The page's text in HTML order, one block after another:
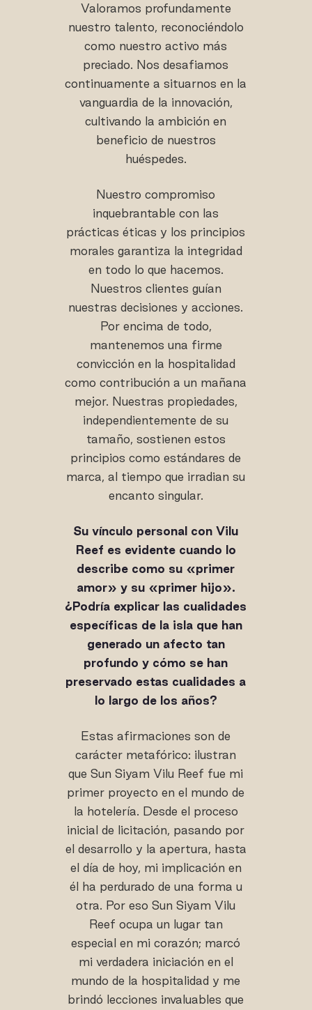
Valoramos profundamente
nuestro talento, reconociéndolo
como nuestro activo más
preciado. Nos desafiamos
continuamente a situarnos en la
vanguardia de la innovación,
cultivando la ambición en
beneficio de nuestros
huéspedes.
Nuestro compromiso
inquebrantable con las
prácticas éticas y los principios
morales garantiza la integridad
en todo lo que hacemos.
Nuestros clientes guían
nuestras decisiones y acciones.
Por encima de todo,
mantenemos una firme
convicción en la hospitalidad
como contribución a un mañana
mejor. Nuestras propiedades,
independientemente de su
tamaño, sostienen estos
principios como estándares de
marca, al tiempo que irradian su
encanto singular.
Su vínculo personal con Vilu
Reef es evidente cuando lo
describe como su «primer
amor» y su «primer hijo».
¿Podría explicar las cualidades
específicas de la isla que han
generado un afecto tan
profundo y cómo se han
preservado estas cualidades a
lo largo de los años?
Estas afirmaciones son de
carácter metafórico: ilustran
que Sun Siyam Vilu Reef fue mi
primer proyecto en el mundo de
la hotelería. Desde el proceso
inicial de licitación, pasando por
el desarrollo y la apertura, hasta
el día de hoy, mi implicación en
él ha perdurado de una forma u
otra. Por eso Sun Siyam Vilu
Reef ocupa un lugar tan
especial en mi corazón; marcó
mi verdadera iniciación en el
mundo de la hospitalidad y me
brindó lecciones invaluables que